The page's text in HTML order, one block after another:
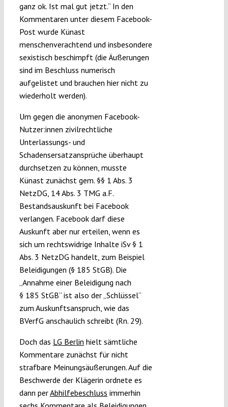
ganz ok. Ist mal gut jetzt.“ In den
Kommentaren unter diesem Facebook-
Post wurde Künast
menschenverachtend und insbesondere
sexistisch beschimpft (die Äußerungen
sind im Beschluss numerisch
aufgelistet und brauchen hier nicht zu
wiederholt werden).
Um gegen die anonymen Facebook-
Nutzer:innen zivilrechtliche
Unterlassungs- und
Schadensersatzansprüche überhaupt
durchsetzen zu können, musste
Künast zunächst gem. §§ 1 Abs. 3
NetzDG, 14 Abs. 3 TMG a.F.
Bestandsauskunft bei Facebook
verlangen. Facebook darf diese
Auskunft aber nur erteilen, wenn es
sich um rechtswidrige Inhalte iSv § 1
Abs. 3 NetzDG handelt, zum Beispiel
Beleidigungen (§ 185 StGB). Die
„Annahme einer Beleidigung nach
§ 185 StGB“ ist also der „Schlüssel“
zum Auskunftsanspruch, wie das
BVerfG anschaulich schreibt (Rn. 29).
Doch das LG Berlin hielt sämtliche
Kommentare zunächst für nicht
strafbare Meinungsäußerungen. Auf die
Beschwerde der Klägerin ordnete es
dann perAbhilfebeschluss immerhin